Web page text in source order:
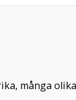
många